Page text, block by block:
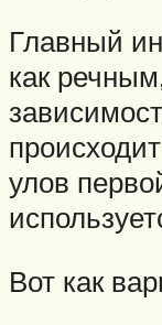
Главный
как
улов
Вот как